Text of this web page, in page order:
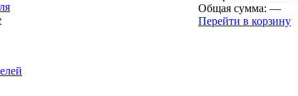
Общая сумма: —
Перейти в корзину